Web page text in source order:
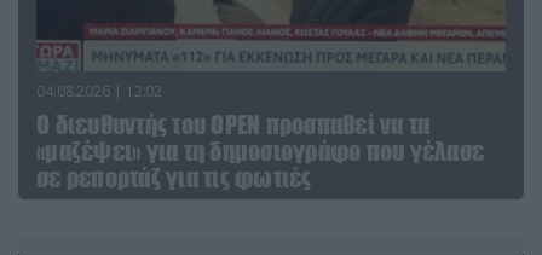
04.08.2026 | 12:02
O διευθυντής του OPEN προσπαθεί να τα
«μαζέψει» για τη δημοσιογράφο που γέλασε
σε ρεπορτάζ για τις φωτιές